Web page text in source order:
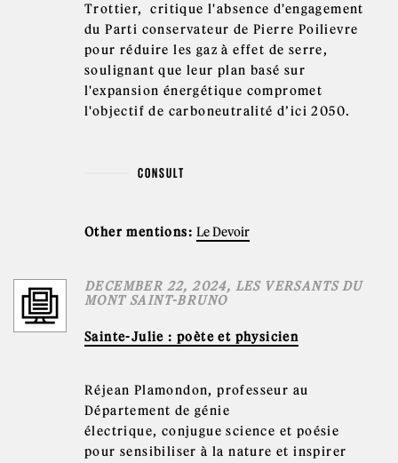
Trottier, critique l'absence d'engagement
du Parti conservateur de Pierre Poilievre
pour réduire les gaz à effet de serre,
soulignant que leur plan basé sur
l'expansion énergétique compromet
l'objectif de carboneutralité d’ici 2050.
CONSULT
Other mentions:Le Devoir
DECEMBER 22, 2024, LES VERSANTS DU
MONT SAINT-BRUNO
Sainte-Julie : poète et physicien
Réjean Plamondon, professeur au
Département de génie
électrique, conjugue science et poésie
pour sensibiliser à la nature et inspirer